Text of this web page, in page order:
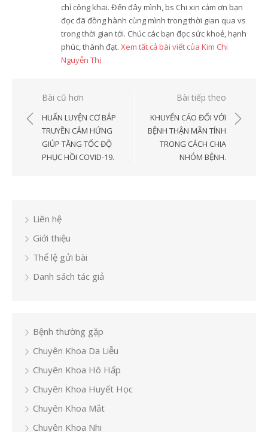
chỉ công khai. Đến đây mình, bs Chi xin cảm ơn bạn
đọc đã đồng hành cùng mình trong thời gian qua vs
trong thời gian tới. Chúc các bạn đọc sức khoẻ, hạnh
phúc, thành đạt. Xem tất cả bài viết của Kim Chi
Nguyễn Thị
Điều
hướng
viết
Bài cũ hơn
HUẤN LUYỆN CƠ BẮP
TRUYỀN CẢM HỨNG
GIÚP TĂNG TỐC ĐỘ
PHỤC HỒI COVID-19.
Bài tiếp theo
KHUYẾN CÁO ĐỐI VỚI
BỆNH THẬN MÃN TÍNH
TRONG CÁCH CHIA
NHÓM BỆNH.
Liên hệ
Giới thiệu
Thể lệ gửi bài
Danh sách tác giả
Bệnh thường gặp
Chuyên Khoa Da Liễu
Chuyên Khoa Hô Hấp
Chuyên Khoa Huyết Học
Chuyên Khoa Mắt
Chuyên Khoa Nhi